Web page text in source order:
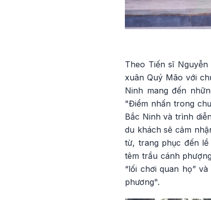
Theo Tiến sĩ
xuân Quý Mão với
Ninh mang đến
"Điểm nhấn trong
Bắc Ninh và trình
du khách sẽ cảm
từ, trang phục đến
têm trầu cánh
“lối chơi quan họ”
phương".